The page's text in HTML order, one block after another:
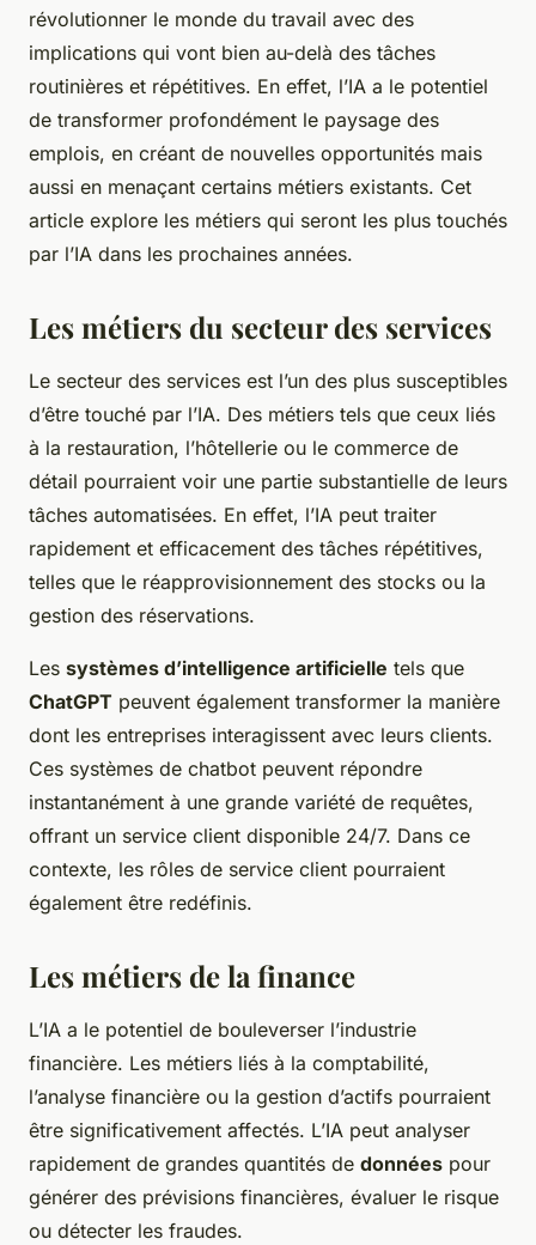
révolutionner le monde du travail avec des
implications qui vont bien au-delà des tâches
routinières et répétitives. En effet, l’IA a le potentiel
de transformer profondément le paysage des
emplois, en créant de nouvelles opportunités mais
aussi en menaçant certains métiers existants. Cet
article explore les métiers qui seront les plus touchés
par l’IA dans les prochaines années.
Les métiers du secteur des services
Le secteur des services est l’un des plus susceptibles
d’être touché par l’IA. Des métiers tels que ceux liés
à la restauration, l’hôtellerie ou le commerce de
détail pourraient voir une partie substantielle de leurs
tâches automatisées. En effet, l’IA peut traiter
rapidement et efficacement des tâches répétitives,
telles que le réapprovisionnement des stocks ou la
gestion des réservations.
Les systèmes d’intelligence artificielle tels que
ChatGPT peuvent également transformer la manière
dont les entreprises interagissent avec leurs clients.
Ces systèmes de chatbot peuvent répondre
instantanément à une grande variété de requêtes,
offrant un service client disponible 24/7. Dans ce
contexte, les rôles de service client pourraient
également être redéfinis.
Les métiers de la finance
L’IA a le potentiel de bouleverser l’industrie
financière. Les métiers liés à la comptabilité,
l’analyse financière ou la gestion d’actifs pourraient
être significativement affectés. L’IA peut analyser
rapidement de grandes quantités de données pour
générer des prévisions financières, évaluer le risque
ou détecter les fraudes.